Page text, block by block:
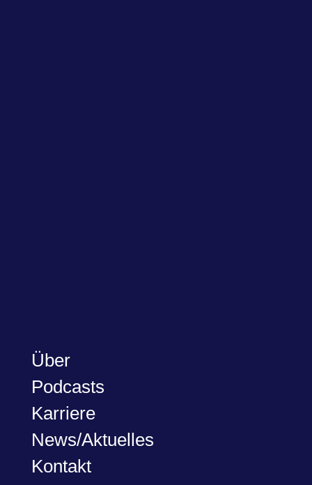
Über
Podcasts
Karriere
News/Aktuelles
Kontakt